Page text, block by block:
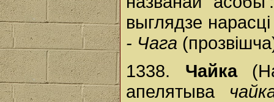
выглядзе
- Чага
1338. Чайка
апелятыва